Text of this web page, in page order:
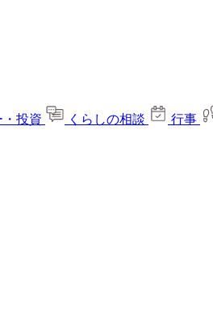
・投資 くらしの相談 行事